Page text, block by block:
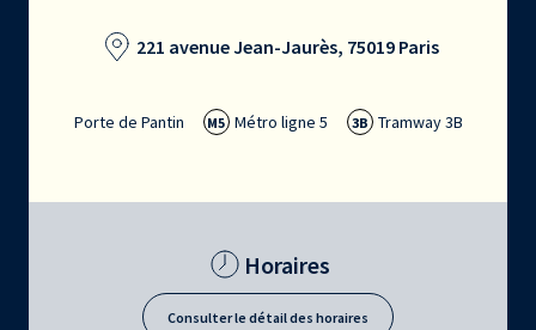
221 avenue Jean-Jaurès, 75019 Paris
Porte de Pantin M5 Métro ligne 5 3B Tramway 3B
Horaires
Consulter le détail des horaires